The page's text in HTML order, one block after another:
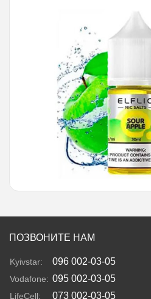
ПОЗВОНИТЕ НАМ
Kyivstar: 096 002-03-05
Vodafone: 095 002-03-05
LifeCell: 073 002-03-05